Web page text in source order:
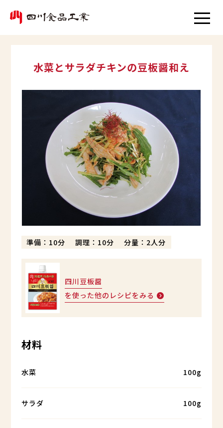
水菜とサラダチキンの豆板醤和え
準備：10分 調理：10分 分量：2人分
四川豆板醤
を使った他のレシピをみる
材料
水菜 100g
サラダ 100g